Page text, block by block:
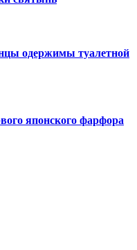
одержимы туалетной
японского фарфора